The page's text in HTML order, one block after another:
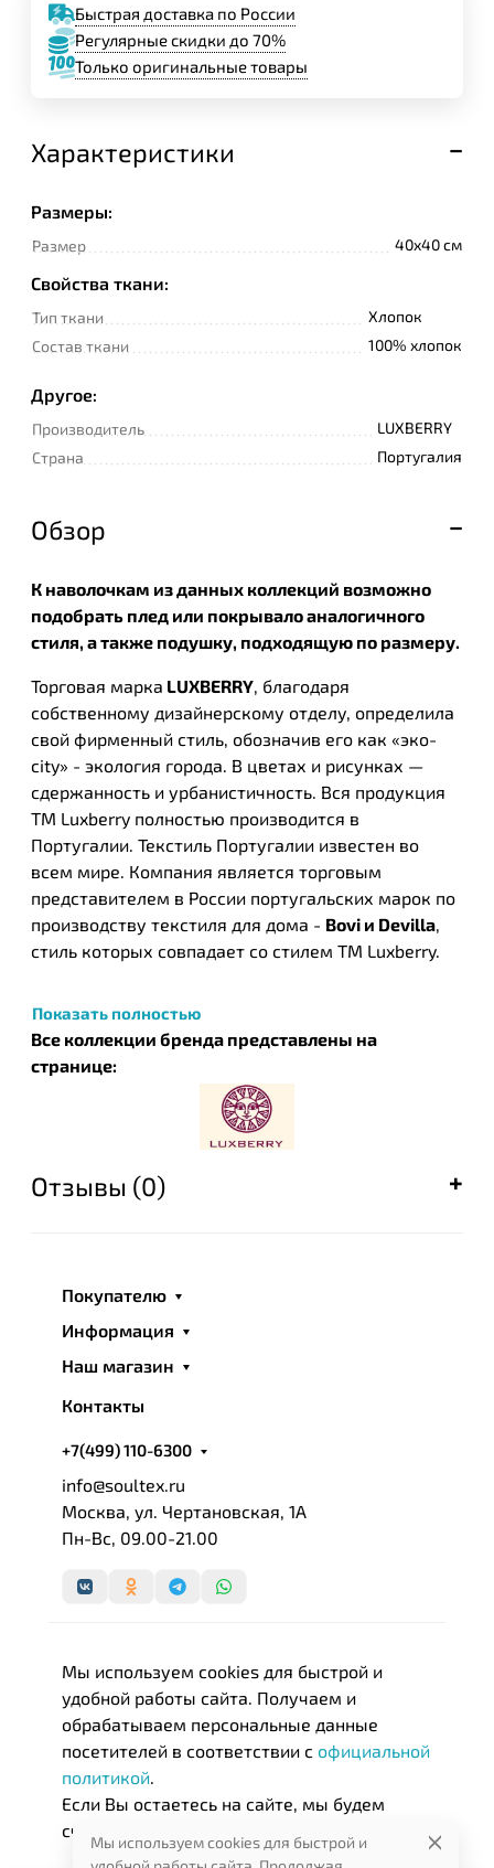
Быстрая доставка по России
Регулярные скидки до 70%
Только оригинальные товары
Характеристики
Размеры:
Размер 40x40 см
Свойства ткани:
Тип ткани
Хлопок
Состав ткани
100% хлопок
Другое:
Производитель
LUXBERRY
Страна
Португалия
Обзор
К наволочкам из данных коллекций возможно
подобрать плед или покрывало аналогичного
стиля, а также подушку, подходящую по размеру.
Торговая марка LUXBERRY , благодаря
собственному дизайнерскому отделу, определила
свой фирменный стиль, обозначив его как «эко-
city» - экология города. В цветах и рисунках —
сдержанность и урбанистичность. Вся продукция
ТМ Luxberry полностью производится в
Португалии. Текстиль Португалии известен во
всем мире. Компания является торговым
представителем в России португальских марок по
производству текстиля для дома - Bovi и Devilla
стиль которых совпадает со стилем ТМ Luxberry.
Показать полностью
Все коллекции бренда представлены на
странице:
Отзывы (0)
Покупателю
Информация
Наш магазин
Контакты
+7(499) 110-6300
info@soultex.ru
Москва, ул. Чертановская, 1А
Пн-Вс, 09.00-21.00
Мы используем cookies для быстрой и
удобной работы сайта. Получаем и
обрабатываем персональные данные
посетителей в соответствии с официальной
политикой
Если Вы остаетесь на сайте, мы будем
считать, что Вас это устраивает.
Мы используем cookies для быстрой и